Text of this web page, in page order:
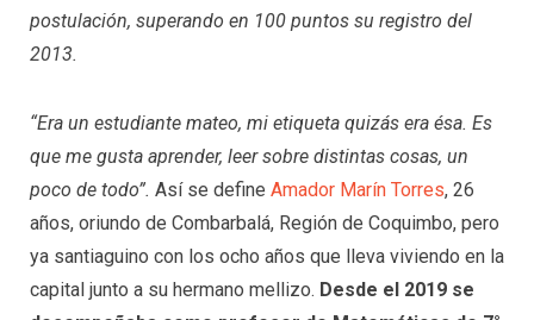
postulación, superando en 100 puntos su registro del
2013.
“Era un estudiante mateo, mi etiqueta quizás era ésa. Es
que me gusta aprender, leer sobre distintas cosas, un
poco de todo”. Así se define Amador Marín Torres, 26
años, oriundo de Combarbalá, Región de Coquimbo, pero
ya santiaguino con los ocho años que lleva viviendo en la
capital junto a su hermano mellizo. Desde el 2019 se